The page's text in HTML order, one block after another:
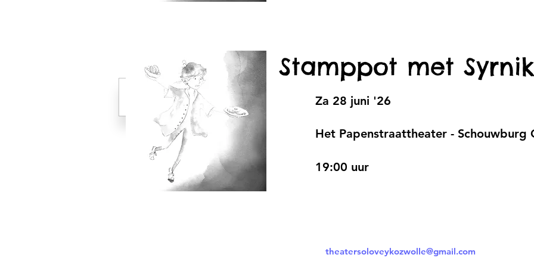
Stamppot met
Het Papenstraattheater - Schouwburg
19:00 uur
Za 28 juni '26
theatersoloveykozwolle@gmail.com